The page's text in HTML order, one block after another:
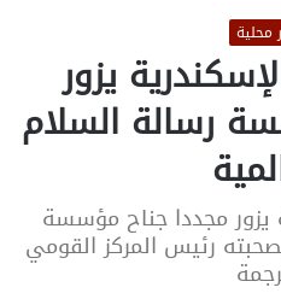
محلية
يزور
رسالة السلام
يزور مجددا جناح مؤسسة
رئيس المركز القومي